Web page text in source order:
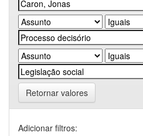
Retornar valores
Adicionar filtros: